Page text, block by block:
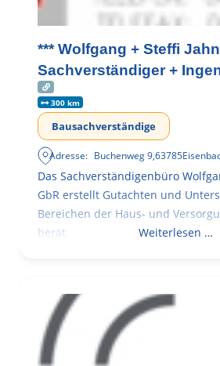
*** Wolfgang + Steffi
Sachverständiger +
300 km
Bausachverständige
Adresse: Buchenweg 9,63785
Das Sachverständigenbüro
GbR erstellt Gutachten und
Bereichen der Haus- und
berät
Weiterlesen …